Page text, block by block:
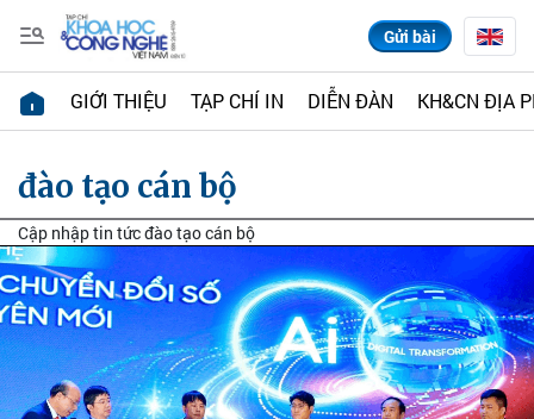
Gửi bài
GIỚI THIỆU TẠP CHÍ IN DIỄN ĐÀN KH&CN ĐỊA
đào tạo cán bộ
Cập nhập tin tức đào tạo cán bộ